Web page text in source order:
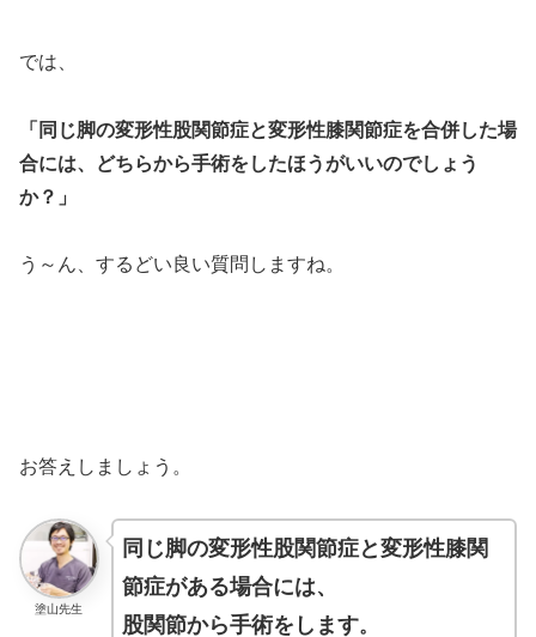
では、
「同じ脚の変形性股関節症と変形性膝関節症を合併した場
合には、どちらから手術をしたほうがいいのでしょう
か？」
う～ん、するどい良い質問しますね。
お答えしましょう。
塗山先生
同じ脚の変形性股関節症と変形性膝関
節症がある場合には、
股関節から手術をします。